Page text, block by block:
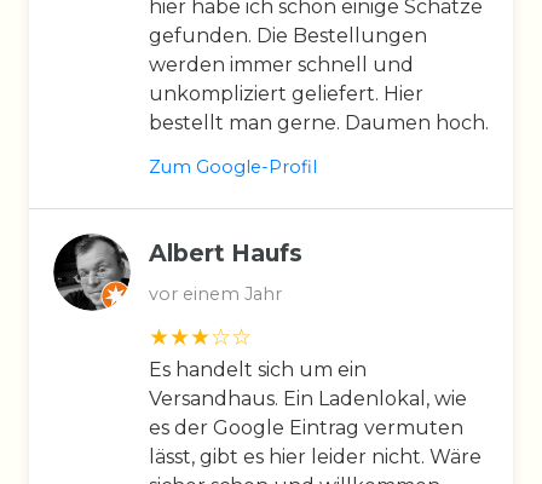
hier habe ich schon einige Schätze
gefunden. Die Bestellungen
werden immer schnell und
unkompliziert geliefert. Hier
bestellt man gerne. Daumen hoch.
Zum Google-Profil
Albert Haufs
vor einem Jahr
Es handelt sich um ein
Versandhaus. Ein Ladenlokal, wie
es der Google Eintrag vermuten
lässt, gibt es hier leider nicht. Wäre